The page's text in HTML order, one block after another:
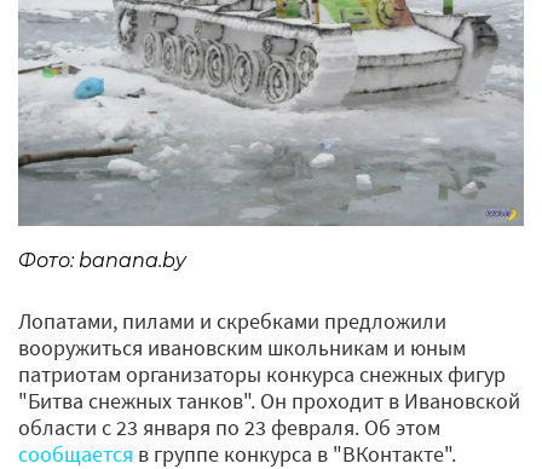
Фото: banana.by
Лопатами, пилами и скребками предложили
вооружиться ивановским школьникам и юным
патриотам организаторы конкурса снежных фигур
"Битва снежных танков". Он проходит в Ивановской
области с 23 января по 23 февраля. Об этом
сообщается в группе конкурса в "ВКонтакте".